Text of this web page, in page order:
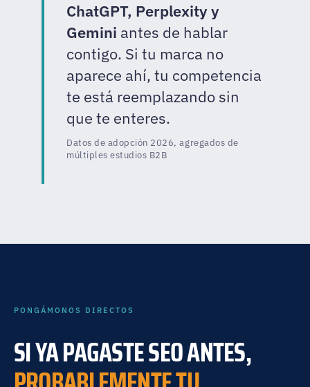
ChatGPT, Perplexity y
Gemini antes de hablar
contigo. Si tu marca no
aparece ahí, tu competencia
te está reemplazando sin
que te enteres.
Datos de adopción 2026, agregados de
múltiples estudios B2B
PONGÁMONOS DIRECTOS
SI YA PAGASTE SEO ANTES,